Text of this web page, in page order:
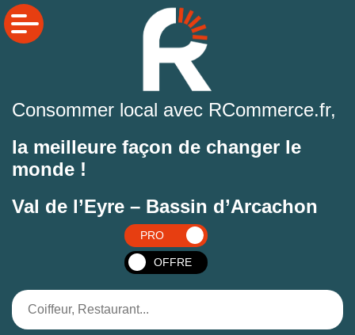
Consommer local avec RCommerce.fr,
la meilleure façon de changer le
monde !
Val de l’Eyre – Bassin d’Arcachon
PRO
OFFRE